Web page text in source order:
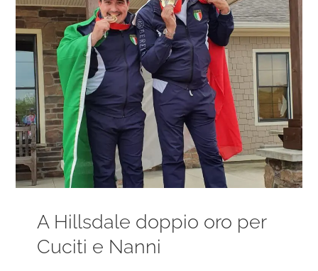
A Hillsdale doppio oro per
Cuciti e Nanni